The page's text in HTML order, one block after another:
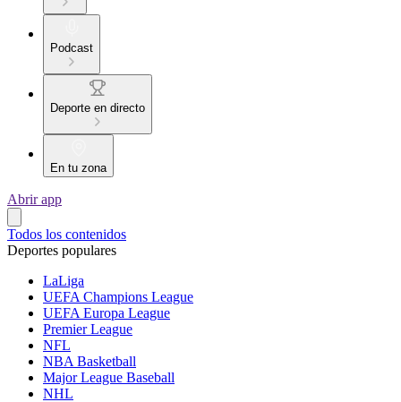
Podcast
Deporte en directo
En tu zona
Abrir app
Todos los contenidos
Deportes populares
LaLiga
UEFA Champions League
UEFA Europa League
Premier League
NFL
NBA Basketball
Major League Baseball
NHL